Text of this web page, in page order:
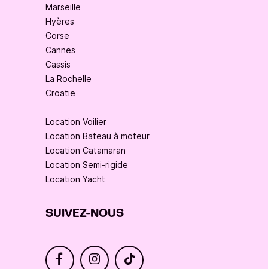
Marseille
Hyères
Corse
Cannes
Cassis
La Rochelle
Croatie
Location Voilier
Location Bateau à moteur
Location Catamaran
Location Semi-rigide
Location Yacht
SUIVEZ-NOUS